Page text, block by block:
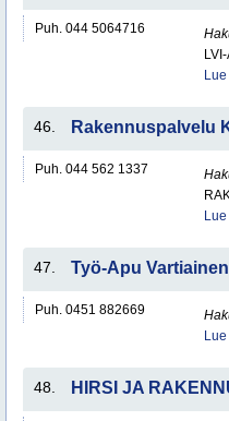
Puh. 044 5064716
46. Rakennuspalvelu
Puh. 044 562 1337
47. Työ-Apu
Puh. 0451 882669
48. HIRSI JA